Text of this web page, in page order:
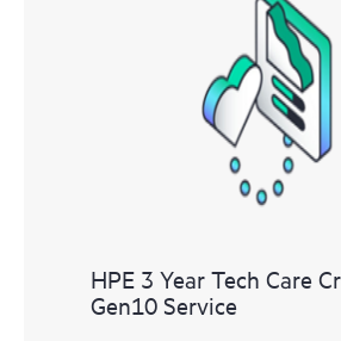
HPE 3 Year Tech Care
Gen10 Service